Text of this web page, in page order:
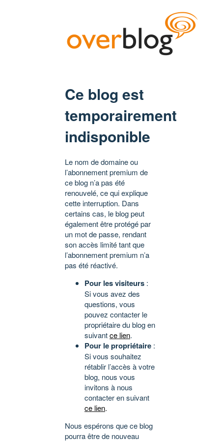
Ce blog est
temporairement
indisponible
Le nom de domaine ou
l’abonnement premium de
ce blog n’a pas été
renouvelé, ce qui explique
cette interruption. Dans
certains cas, le blog peut
également être protégé par
un mot de passe, rendant
son accès limité tant que
l’abonnement premium n’a
pas été réactivé.
Pour les visiteurs :
Si vous avez des
questions, vous
pouvez contacter le
propriétaire du blog en
suivantce lien.
Pour le propriétaire :
Si vous souhaitez
rétablir l’accès à votre
blog, nous vous
invitons à nous
contacter en suivant
ce lien.
Nous espérons que ce blog
pourra être de nouveau